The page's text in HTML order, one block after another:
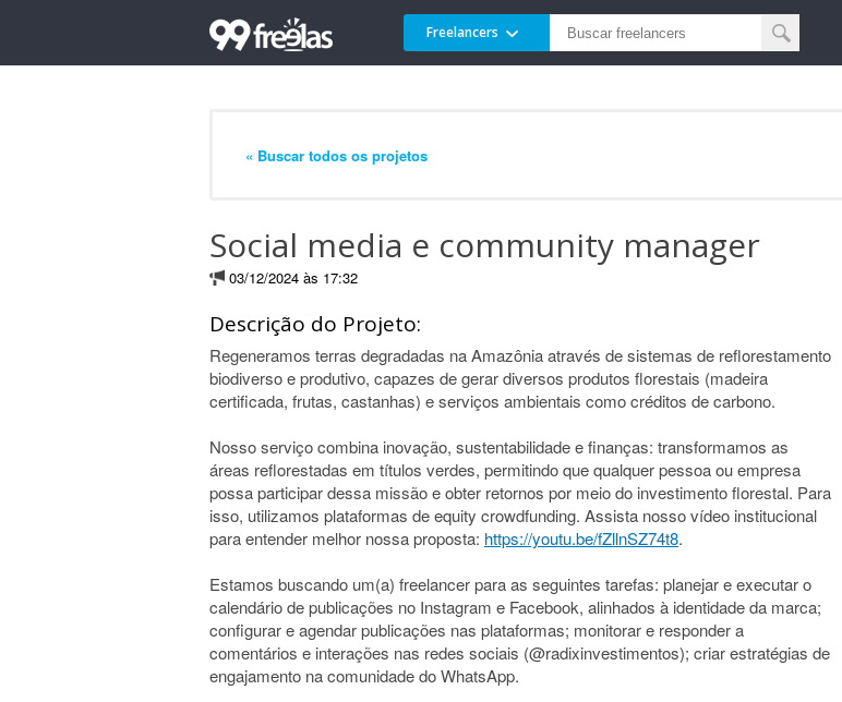
Freelancers
« Buscar todos os projetos
Social media e community manager
03/12/2024 às 17:32
Descrição do Projeto:
Regeneramos terras degradadas na Amazônia através de sistemas de reflorestamento
biodiverso e produtivo, capazes de gerar diversos produtos florestais (madeira
certificada, frutas, castanhas) e serviços ambientais como créditos de carbono.
Nosso serviço combina inovação, sustentabilidade e finanças: transformamos as
áreas reflorestadas em títulos verdes, permitindo que qualquer pessoa ou empresa
possa participar dessa missão e obter retornos por meio do investimento florestal. Para
isso, utilizamos plataformas de equity crowdfunding. Assista nosso vídeo institucional
para entender melhor nossa proposta: https://youtu.be/fZllnSZ74t8.
Estamos buscando um(a) freelancer para as seguintes tarefas: planejar e executar o
calendário de publicações no Instagram e Facebook, alinhados à identidade da marca;
configurar e agendar publicações nas plataformas; monitorar e responder a
comentários e interações nas redes sociais (@radixinvestimentos); criar estratégias de
engajamento na comunidade do WhatsApp.